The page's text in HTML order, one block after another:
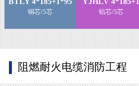
铜芯/5芯 铝芯/5芯
阻燃耐火电缆消防工程